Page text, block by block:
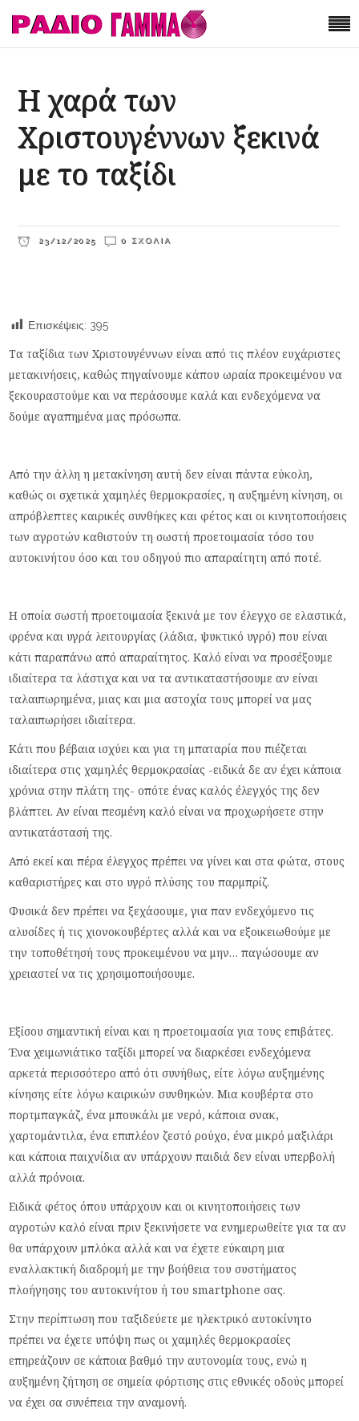
Η χαρά των
Χριστουγέννων ξεκινά
με το ταξίδι
23/12/2025 0 ΣΧΌΛΙΑ
Επισκέψεις: 395
Τα ταξίδια των Χριστουγέννων είναι από τις πλέον ευχάριστες
μετακινήσεις, καθώς πηγαίνουμε κάπου ωραία προκειμένου να
ξεκουραστούμε και να περάσουμε καλά και ενδεχόμενα να
δούμε αγαπημένα μας πρόσωπα.
Από την άλλη η μετακίνηση αυτή δεν είναι πάντα εύκολη,
καθώς οι σχετικά χαμηλές θερμοκρασίες, η αυξημένη κίνηση, οι
απρόβλεπτες καιρικές συνθήκες και φέτος και οι κινητοποιήσεις
των αγροτών καθιστούν τη σωστή προετοιμασία τόσο του
αυτοκινήτου όσο και του οδηγού πιο απαραίτητη από ποτέ.
Η οποία σωστή προετοιμασία ξεκινά με τον έλεγχο σε ελαστικά,
φρένα και υγρά λειτουργίας (λάδια, ψυκτικό υγρό) που είναι
κάτι παραπάνω από απαραίτητος. Καλό είναι να προσέξουμε
ιδιαίτερα τα λάστιχα και να τα αντικαταστήσουμε αν είναι
ταλαιπωρημένα, μιας και μια αστοχία τους μπορεί να μας
ταλαιπωρήσει ιδιαίτερα.
Κάτι που βέβαια ισχύει και για τη μπαταρία που πιέζεται
ιδιαίτερα στις χαμηλές θερμοκρασίας -ειδικά δε αν έχει κάποια
χρόνια στην πλάτη της- οπότε ένας καλός έλεγχός της δεν
βλάπτει. Αν είναι πεσμένη καλό είναι να προχωρήσετε στην
αντικατάστασή της.
Από εκεί και πέρα έλεγχος πρέπει να γίνει και στα φώτα, στους
καθαριστήρες και στο υγρό πλύσης του παρμπρίζ.
Φυσικά δεν πρέπει να ξεχάσουμε, για παν ενδεχόμενο τις
αλυσίδες ή τις χιονοκουβέρτες αλλά και να εξοικειωθούμε με
την τοποθέτησή τους προκειμένου να μην… παγώσουμε αν
χρειαστεί να τις χρησιμοποιήσουμε.
Εξίσου σημαντική είναι και η προετοιμασία για τους επιβάτες.
Ένα χειμωνιάτικο ταξίδι μπορεί να διαρκέσει ενδεχόμενα
αρκετά περισσότερο από ότι συνήθως, είτε λόγω αυξημένης
κίνησης είτε λόγω καιρικών συνθηκών. Μια κουβέρτα στο
πορτμπαγκάζ, ένα μπουκάλι με νερό, κάποια σνακ,
χαρτομάντιλα, ένα επιπλέον ζεστό ρούχο, ένα μικρό μαξιλάρι
και κάποια παιχνίδια αν υπάρχουν παιδιά δεν είναι υπερβολή
αλλά πρόνοια.
Ειδικά φέτος όπου υπάρχουν και οι κινητοποιήσεις των
αγροτών καλό είναι πριν ξεκινήσετε να ενημερωθείτε για τα αν
θα υπάρχουν μπλόκα αλλά και να έχετε εύκαιρη μια
εναλλακτική διαδρομή με την βοήθεια του συστήματος
πλοήγησης του αυτοκινήτου ή του smartphone σας.
Στην περίπτωση που ταξιδεύετε με ηλεκτρικό αυτοκίνητο
πρέπει να έχετε υπόψη πως οι χαμηλές θερμοκρασίες
επηρεάζουν σε κάποια βαθμό την αυτονομία τους, ενώ η
αυξημένη ζήτηση σε σημεία φόρτισης στις εθνικές οδούς μπορεί
να έχει σα συνέπεια την αναμονή.